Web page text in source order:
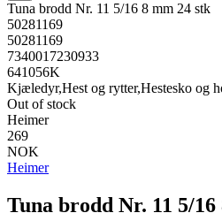
Tuna brodd Nr. 11 5/16 8 mm 24 stk
50281169
50281169
7340017230933
641056K
Kjæledyr,Hest og rytter,Hestesko og
Out of stock
Heimer
269
NOK
Heimer
Tuna brodd Nr. 11 5/